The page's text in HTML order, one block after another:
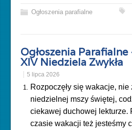
Ogłoszenia parafialne
Ogłoszenia
XIV Niedziela Zwykła
5 lipca 2026
Rozpoczęły się wakacje,
niedzielnej mszy świętej,
ciekawej duchowej lekturze.
czasie wakacji też jesteśmy